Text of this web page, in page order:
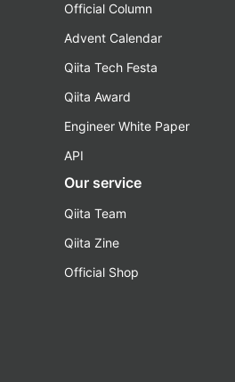
Official Column
Advent Calendar
Qiita Tech Festa
Qiita Award
Engineer White Paper
API
Our service
Qiita Team
Qiita Zine
Official Shop